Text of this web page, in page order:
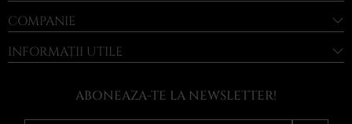
COMPANIE
INFORMAȚII UTILE
ABONEAZA-TE LA NEWSLETTER!